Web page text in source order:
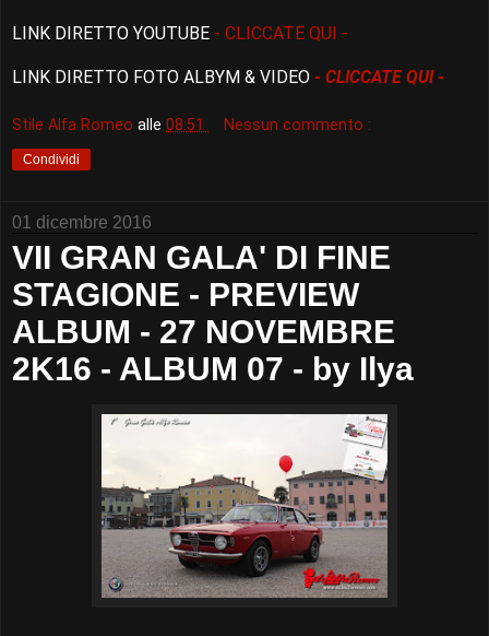
LINK DIRETTO YOUTUBE - CLICCATE QUI -
LINK DIRETTO FOTO ALBYM & VIDEO - CLICCATE QUI -
Stile Alfa Romeo alle 08:51 Nessun commento :
Condividi
01 dicembre 2016
VII GRAN GALA' DI FINE
STAGIONE - PREVIEW
ALBUM - 27 NOVEMBRE
2K16 - ALBUM 07 - by Ilya